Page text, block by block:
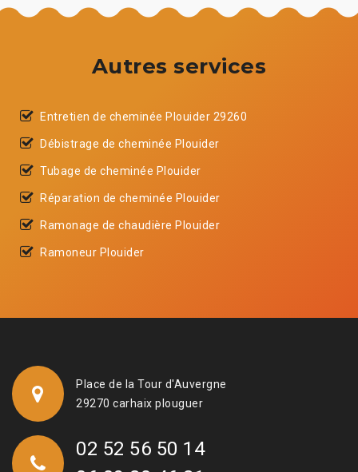
Autres services
Entretien de cheminée Plouider 29260
Débistrage de cheminée Plouider
Tubage de cheminée Plouider
Réparation de cheminée Plouider
Ramonage de chaudière Plouider
Ramoneur Plouider
Place de la Tour d'Auvergne
29270 carhaix plouguer
02 52 56 50 14